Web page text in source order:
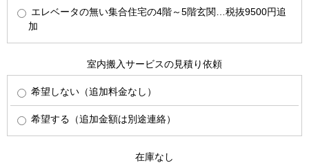
エレベータの無い集合住宅の4階～5階玄関…税抜9500円追
加
室内搬入サービスの見積り依頼
希望しない（追加料金なし）
希望する（追加金額は別途連絡）
在庫なし